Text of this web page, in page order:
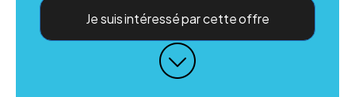
Je suis intéressé par cette offre